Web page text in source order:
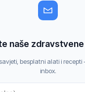
naše
besplatni alati i recepti
inbox.